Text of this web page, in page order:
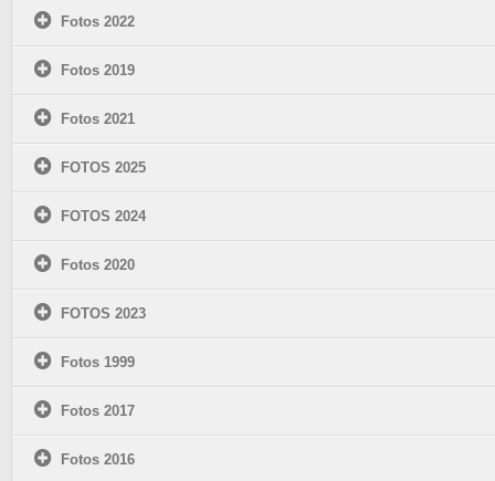
Fotos 2022
Fotos 2019
Fotos 2021
FOTOS 2025
FOTOS 2024
Fotos 2020
FOTOS 2023
Fotos 1999
Fotos 2017
Fotos 2016